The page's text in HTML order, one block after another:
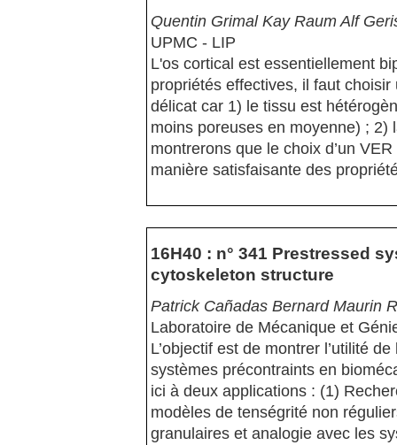
Quentin Grimal Kay Raum Alf
UPMC - LIP
L'os cortical est essentiellement
propriétés effectives, il faut
délicat car 1) le tissu est
moins poreuses en moyenne) ;
montrerons que le choix d’un
manière satisfaisante des
16H40 : n° 341 Prestressed
cytoskeleton structure
Patrick Cañadas Bernard Maurin
Laboratoire de Mécanique et
L’objectif est de montrer l’utilité
systèmes précontraints en
ici à deux applications : (1)
modèles de tenségrité non
granulaires et analogie avec les